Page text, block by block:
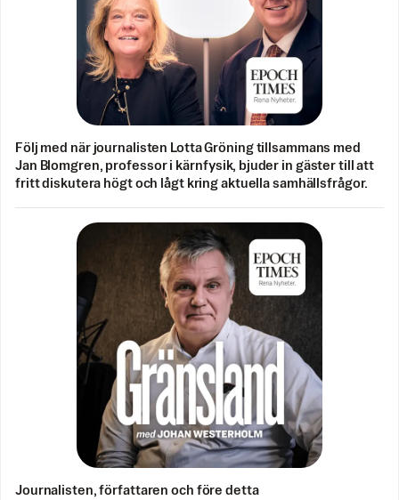
Följ med när journalisten Lotta Gröning tillsammans med
Jan Blomgren, professor i kärnfysik, bjuder in gäster till att
fritt diskutera högt och lågt kring aktuella samhällsfrågor.
Journalisten, författaren och före detta